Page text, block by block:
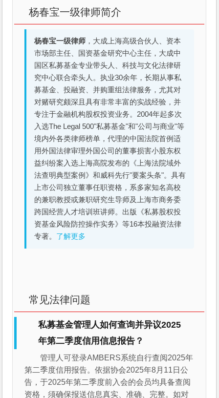
杨春宝一级律师简介
杨春宝一级律师 ，大成上海高级合伙人、资本
市场部主任、国资基金研究中心主任，大成中
国区私募基金专业带头人、科技与文化法律研
究中心联合牵头人。执业30余年，长期从事私
募基金、投融资、并购重组法律服务，尤其对
对赌研究颇深且具有非常丰富的实战经验，并
专注于金融机构股权投资业务。2004年起多次
入选The Legal 500"私募基金"和"公司与商业"等
境内外各类律师榜单，代理的中国法院首例适
用外国法律审理外国公司的董事损害小股东权
益纠纷案入选上海高院发布的《上海法院域外
法查明典型案例》和威科先行"要案头条"。具有
上市公司独立董事任职资格，系多家知名高校
的兼职教授或兼职研究生导师及上海市商务委
跨国经营人才培训班讲师。出版《私募股权投
资基金风险防控操作实务》等16本投融资法律
专著。 了解更多
常见法律问题
私募基金管理人如何查询并异议2025
年第二季度信用信息报告？
管理人可登录AMBERS系统自行查阅2025年
第二季度信用报告。依据协会2025年8月11日公
告，于2025年第二季度前入会的会员均具备查阅
资格，须确保报送信息真实、准确、完整。如对